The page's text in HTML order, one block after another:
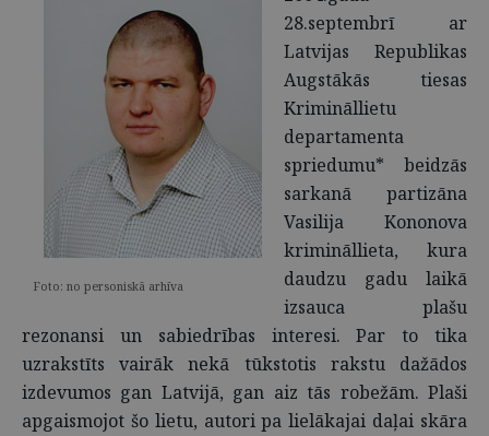
Foto: no personiskā arhīva
28.septembrī ar
Latvijas Republikas
Augstākās tiesas
Krimināllietu
departamenta
spriedumu* beidzās
sarkanā partizāna
Vasilija Kononova
krimināllieta, kura
daudzu gadu laikā
izsauca plašu
rezonansi un sabiedrības interesi. Par to tika
uzrakstīts vairāk nekā tūkstotis rakstu dažādos
izdevumos gan Latvijā, gan aiz tās robežām. Plaši
apgaismojot šo lietu, autori pa lielākajai daļai skāra